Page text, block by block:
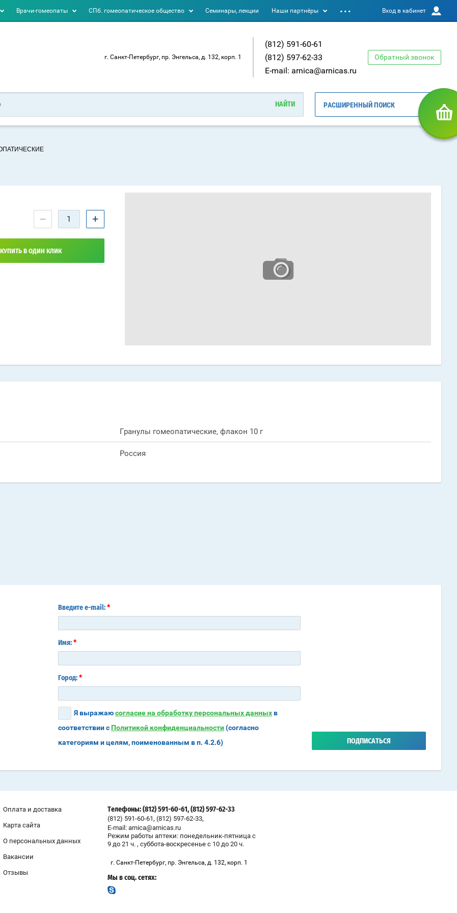
Врачи-гомеопаты СПб. гомеопатическое общество Семинары, лекции Наши партнёры Вход в кабинет
г. Санкт-Петербург, пр. Энгельса, д. 132, корп. 1
(812) 591-60-61
(812) 597-62-33
E-mail: arnica@arnicas.ru
Обратный звонок
РАСШИРЕННЫЙ ПОИСК
− +
КУПИТЬ В ОДИН КЛИК
Гранулы гомеопатические, флакон 10 г
Россия
Введите e-mail: *
Имя: *
Город: *
Я выражаюсогласие на обработку персональных данныхв
соответствии с Политикой конфиденциальности(согласно
категориям и целям, поименованным в п. 4.2.6)
ПОДПИСАТЬСЯ
Оплата и доставка
Карта сайта
О персональных данных
Вакансии
Отзывы
Телефоны: (812) 591-60-61, (812) 597-62-33
(812) 591-60-61 , (812) 597-62-33,
E-mail: arnica@arnicas.ru
Режим работы аптеки: понедельник-пятница с
9 до 21 ч. , суббота-воскресенье с 10 до 20 ч.
г. Санкт-Петербург, пр. Энгельса, д. 132, корп. 1
Мы в соц. сетях: